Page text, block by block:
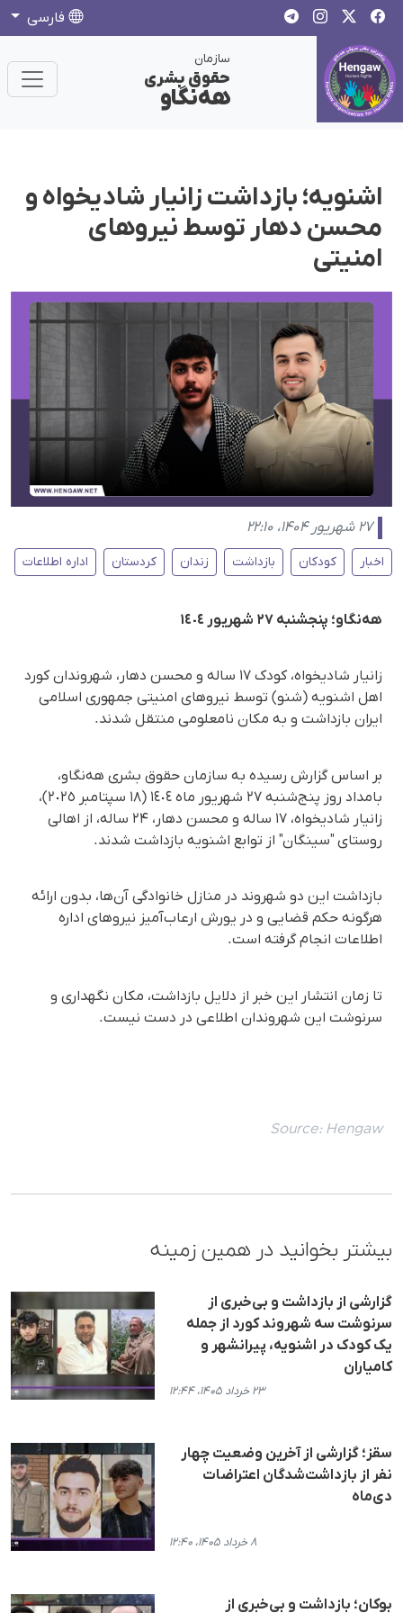
فارسی
سازمان
حقوق بشری
هەنگاو
اشنویه؛ بازداشت زانیار شادیخواه و
محسن دهار توسط نیروهای
امنیتی
۲۷ شهریور ۱۴۰۴، ۲۲:۱۰
اخبار کودکان بازداشت زندان کردستان اداره اطلاعات
هه‌نگاو؛ پنجشنبه ٢٧ شهریور ١٤٠٤
زانیار شادیخواه، کودک ١٧ ساله و محسن دهار، شهروندان کورد
اهل اشنویه (شنو) توسط نیروهای امنیتی جمهوری اسلامی
ایران بازداشت و به مکان نامعلومی منتقل شدند.
بر اساس گزارش رسیده به سازمان حقوق بشری هه‌نگاو،
بامداد روز پنج‌شنبه ٢٧ شهریور ماه ١٤٠٤ (١٨ سپتامبر ٢٠٢٥)،
زانیار شادیخواه، ١٧ ساله و محسن دهار، ۲۴ ساله، از اهالی
روستای "سینگان" از توابع اشنویه بازداشت شدند.
بازداشت این دو شهروند در منازل خانوادگی آن‌ها، بدون ارائه
هرگونه حکم قضایی و در یورش ارعاب‌آمیز نیروهای اداره
اطلاعات انجام گرفته است.
تا زمان انتشار این خبر از دلایل بازداشت، مکان نگهداری و
سرنوشت این شهروندان اطلاعی در دست نیست.
Source: Hengaw
بیشتر بخوانید در همین زمینه
گزارشی از بازداشت و بی‌خبری از
سرنوشت سه شهروند کورد از جمله
یک کودک در اشنویه، پیرانشهر و
کامیاران
۲۳ خرداد ۱۴۰۵، ۱۲:۴۴
سقز؛ گزارشی از آخرین وضعیت چهار
نفر از بازداشت‌شدگان اعتراضات
دی‌ماه
۸ خرداد ۱۴۰۵، ۱۲:۴۰
بوکان؛ بازداشت و بی‌خبری از